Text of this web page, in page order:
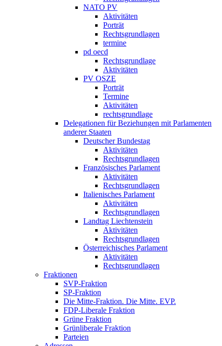
NATO PV
Aktivitäten
Porträt
Rechtsgrundlagen
termine
pd oecd
Rechtsgrundlage
Aktivitäten
PV OSZE
Porträt
Termine
Aktivitäten
rechtsgrundlage
Delegationen für Beziehungen mit Parlamenten
anderer Staaten
Deutscher Bundestag
Aktivitäten
Rechtsgrundlagen
Französisches Parlament
Aktivitäten
Rechtsgrundlagen
Italienisches Parlament
Aktivitäten
Rechtsgrundlagen
Landtag Liechtenstein
Aktivitäten
Rechtsgrundlagen
Österreichisches Parlament
Aktivitäten
Rechtsgrundlagen
Fraktionen
SVP-Fraktion
SP-Fraktion
Die Mitte-Fraktion. Die Mitte. EVP.
FDP-Liberale Fraktion
Grüne Fraktion
Grünliberale Fraktion
Parteien